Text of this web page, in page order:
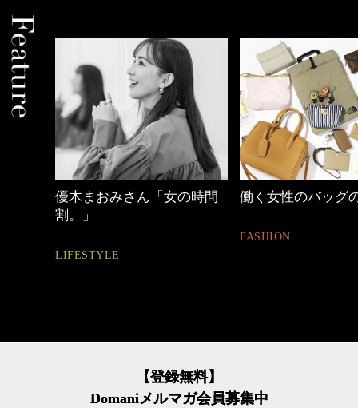
働く女性のバッグの中身 40代の小顔メイク
BEAUTY
【登録無料】
Domaniメルマガ会員募集中